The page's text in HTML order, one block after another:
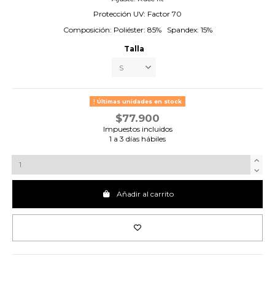
Protección UV: Factor 70
Composición: Poliéster: 85% Spandex: 15%
Talla
Últimas unidades en stock
$77.900
Impuestos incluidos
1 a 3 días hábiles
Añadir al carrito